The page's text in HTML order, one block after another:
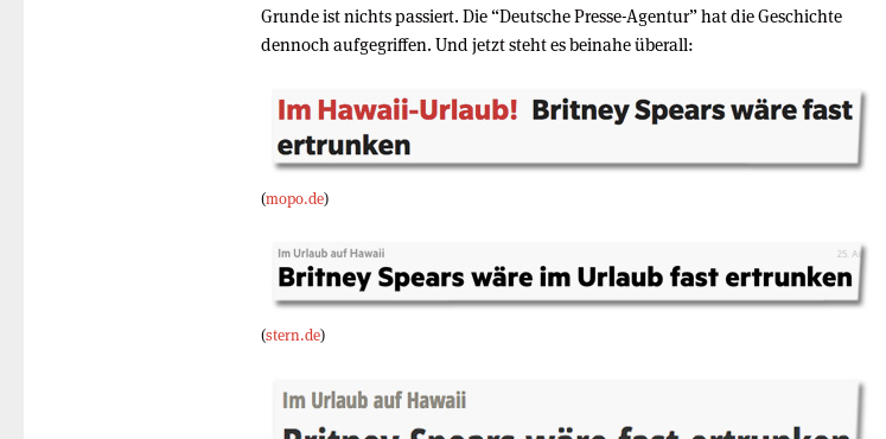
Grunde ist nichts passiert. Die “Deutsche Presse-Agentur” hat die Geschichte
dennoch aufgegriffen. Und jetzt steht es beinahe überall:
(mopo.de)
(stern.de)